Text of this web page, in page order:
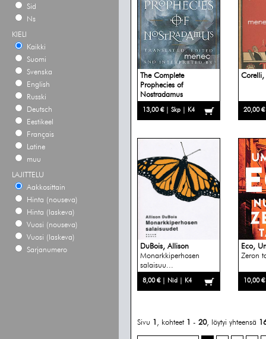
Sid
Ns
KIELI
Kaikki
Suomi
Svenska
English
Russki
Deutsch
Eestikeel
Français
Latine
muu
LAJITTELU
Aakkosittain
Hinta (nouseva)
Hinta (laskeva)
Vuosi (nouseva)
Vuosi (laskeva)
Sarjanumero
The Complete
Prophecies of
Nostradamus
13,00 € | Skp | K4
Corelli,
20,00
DuBois, Allison
Monarkkiperhosen
salaisuu...
8,00 € | Nid | K4
Eco,
Zeron
10,00
Sivu 1 , kohteet 1 - 20, löytyi yhteensä